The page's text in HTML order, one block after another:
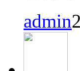
admin